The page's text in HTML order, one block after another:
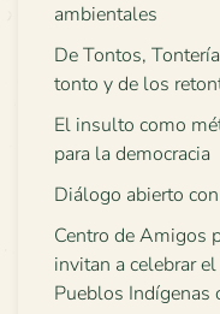
ambientales
De Tontos,
tonto y de los
El insulto como
para la democracia
Diálogo abierto
Centro de Amigos
invitan a celebrar
Pueblos Indígenas